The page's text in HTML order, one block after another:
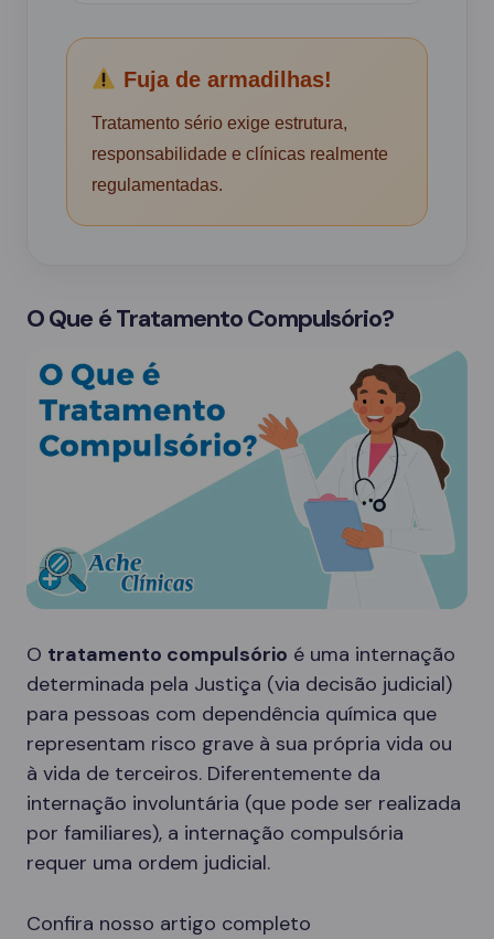
Fuja de armadilhas!
Tratamento sério exige estrutura,
responsabilidade e clínicas realmente
regulamentadas.
O Que é Tratamento Compulsório?
O tratamento compulsório é uma internação
determinada pela Justiça (via decisão judicial)
para pessoas com dependência química que
representam risco grave à sua própria vida ou
à vida de terceiros. Diferentemente da
internação involuntária (que pode ser realizada
por familiares), a internação compulsória
requer uma ordem judicial.
Confira nosso artigo completo